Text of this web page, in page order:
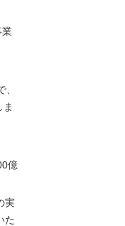
業
億
実
た